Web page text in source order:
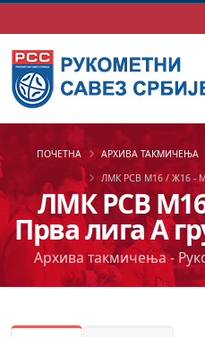
ЛМК РСВ
Прва лига А
Архива такмичења -
ПОЧЕТНА АРХИВА ТАКМИЧЕЊА
ЛМК РСВ М16 / Ж16 -